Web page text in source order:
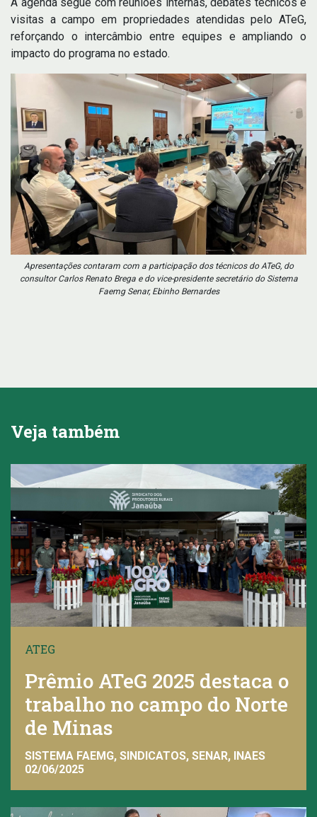
visitas a campo em propriedades atendidas pelo ATeG,
reforçando o intercâmbio entre equipes e ampliando o
impacto do programa no estado.
Apresentações contaram com a participação dos técnicos do ATeG, do
consultor Carlos Renato Brega e do vice-presidente secretário do Sistema
Faemg Senar, Ebinho Bernardes
Veja também
ATEG
Prêmio ATeG 2025 destaca o
trabalho no campo do Norte
de Minas
SISTEMA FAEMG, SINDICATOS, SENAR, INAES
02/06/2025